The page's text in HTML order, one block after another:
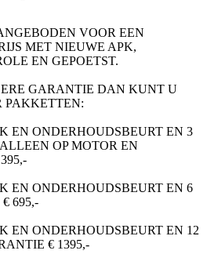
VOOR EEN
MET NIEUWE APK,
EN GEPOETST.
GARANTIE DAN KUNT U
PAKKETTEN:
EN ONDERHOUDSBEURT EN 3
OP MOTOR EN
EN ONDERHOUDSBEURT EN 6
695,-
EN ONDERHOUDSBEURT EN 12
€ 1395,-